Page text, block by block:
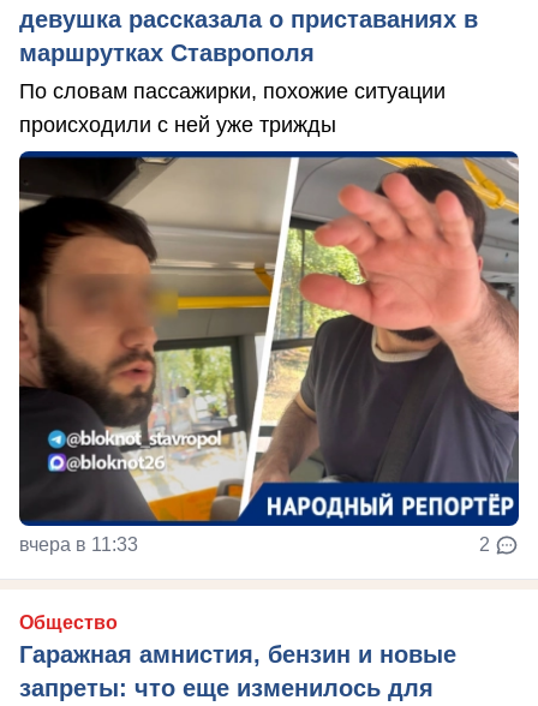
девушка рассказала о приставаниях в
маршрутках Ставрополя
По словам пассажирки, похожие ситуации
происходили с ней уже трижды
вчера в 11:33 2
Общество
Гаражная амнистия, бензин и новые
запреты: что еще изменилось для